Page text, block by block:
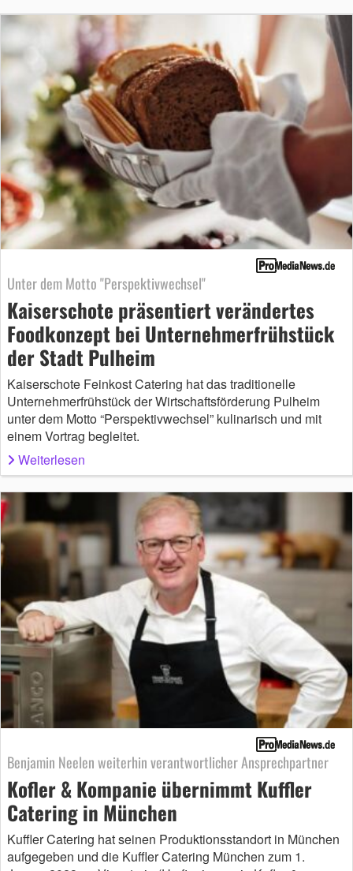
Unter dem Motto "Perspektivwechsel"
Kaiserschote präsentiert verändertes
Foodkonzept bei Unternehmerfrühstück
der Stadt Pulheim
Kaiserschote Feinkost Catering hat das traditionelle
Unternehmerfrühstück der Wirtschaftsförderung Pulheim
unter dem Motto “Perspektivwechsel” kulinarisch und mit
einem Vortrag begleitet.
Weiterlesen
Benjamin Neelen weiterhin verantwortlicher Ansprechpartner
Kofler & Kompanie übernimmt Kuffler
Catering in München
Kuffler Catering hat seinen Produktionsstandort in München
aufgegeben und die Kuffler Catering München zum 1.